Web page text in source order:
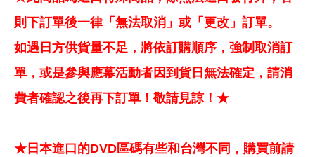
則下訂單後一律「無法取消」或「更改」訂單。
如遇日方供貨量不足，將依訂購順序，強制取消訂
單，或是參與應幕活動者因到貨日無法確定，請消
費者確認之後再下訂單！敬請見諒！★
★日本進口的DVD區碼有些和台灣不同，購買前請